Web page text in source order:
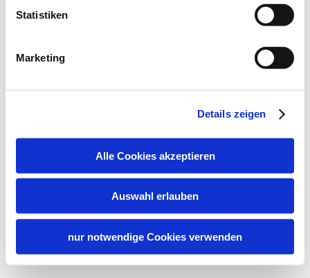
Statistiken
Marketing
Details zeigen
Alle Cookies akzeptieren
Auswahl erlauben
nur notwendige Cookies verwenden